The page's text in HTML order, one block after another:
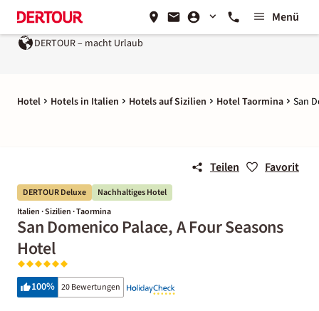
Menü
DERTOUR – macht Urlaub
Hotel Hotels in Italien Hotels auf Sizilien Hotel Taormina San
Teilen Favorit
DERTOUR Deluxe
Nachhaltiges Hotel
Italien · Sizilien · Taormina
San Domenico Palace, A Four Seasons
Hotel
100% 20 Bewertungen